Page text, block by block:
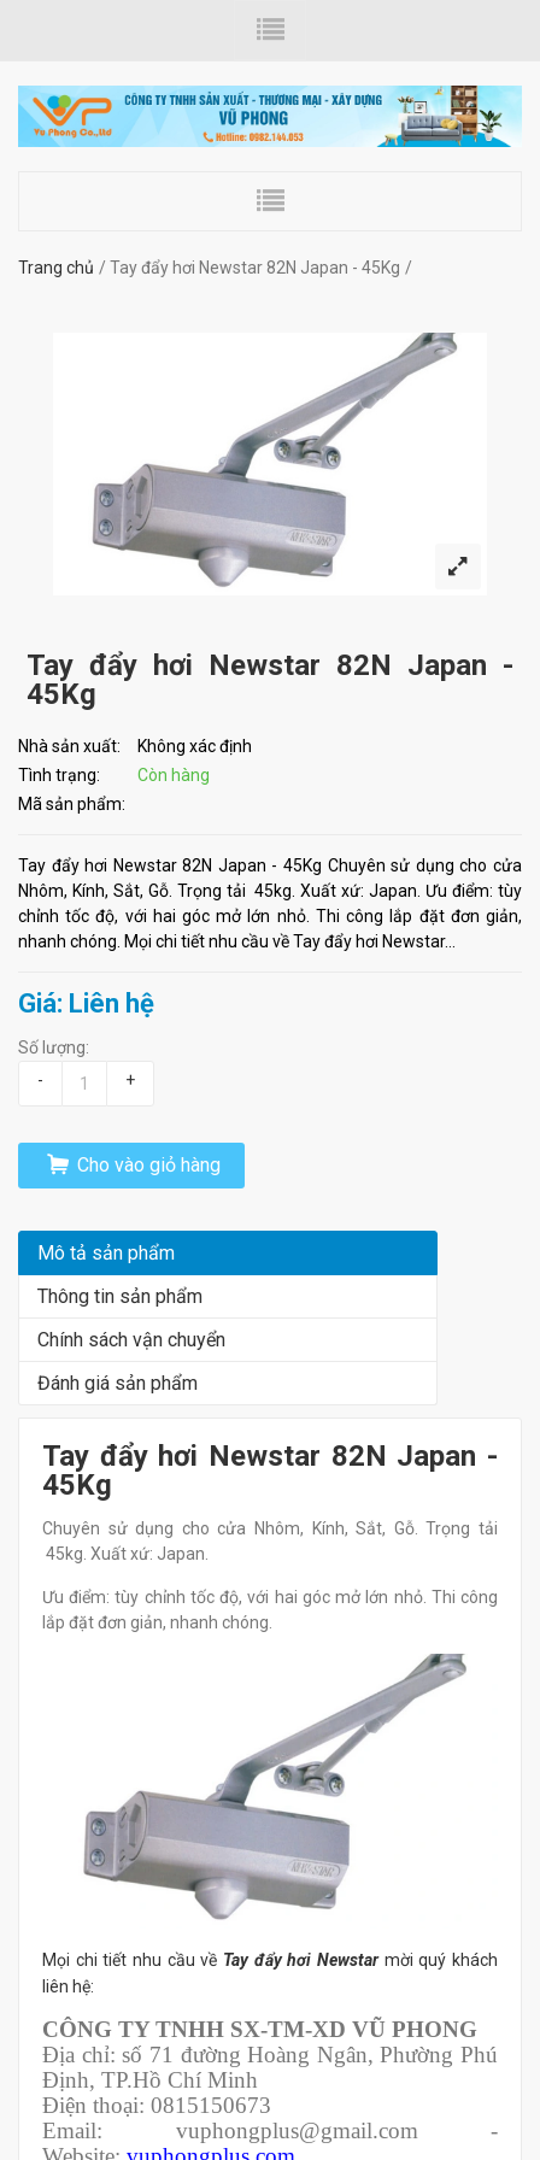
Trang chủ Tay đẩy hơi Newstar 82N Japan - 45Kg
Tay đẩy hơi Newstar 82N Japan -
45Kg
Nhà sản xuất:
Không xác định
Tình trạng:
Còn hàng
Mã sản phẩm:
Tay đẩy hơi Newstar 82N Japan - 45Kg Chuyên sử dụng cho cửa
Nhôm, Kính, Sắt, Gỗ. Trọng tải 45kg. Xuất xứ: Japan. Ưu điểm: tùy
chỉnh tốc độ, với hai góc mở lớn nhỏ. Thi công lắp đặt đơn giản,
nhanh chóng. Mọi chi tiết nhu cầu về Tay đẩy hơi Newstar...
Giá: Liên hệ
Số lượng:
-
+
Cho vào giỏ hàng
Mô tả sản phẩm
Thông tin sản phẩm
Chính sách vận chuyển
Đánh giá sản phẩm
Tay đẩy hơi Newstar 82N Japan -
45Kg
Chuyên sử dụng cho cửa Nhôm, Kính, Sắt, Gỗ. Trọng tải
45kg. Xuất xứ: Japan.
Ưu điểm: tùy chỉnh tốc độ, với hai góc mở lớn nhỏ. Thi công
lắp đặt đơn giản, nhanh chóng.
Mọi chi tiết nhu cầu về Tay đẩy hơi Newstar mời quý khách
liên hệ:
CÔNG TY TNHH SX-TM-XD VŨ PHONG
Địa chỉ: số 71 đường Hoàng Ngân, Phường Phú
Định, TP.Hồ Chí Minh
Điện thoại: 0815150673
Email: vuphongplus@gmail.com -